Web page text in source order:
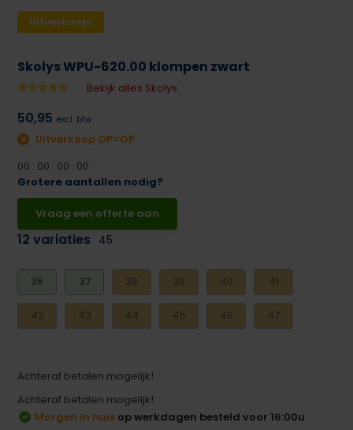
Uitverkoop!
Skolys WPU-620.00 klompen zwart
Bekijk alles Skolys
50,95 excl. btw
Uitverkoop OP=OP
00 : 00 : 00 : 00
Grotere aantallen nodig?
Vraag een offerte aan
12 variaties 45
36 37 38 39 40 41
42 43 44 45 46 47
Achteraf betalen mogelijk!
Achteraf betalen mogelijk!
Morgen in huis op werkdagen besteld voor 16:00u